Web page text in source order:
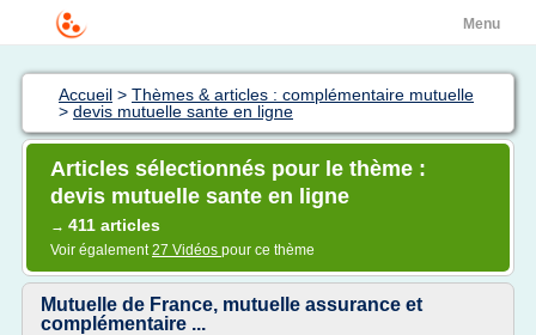
Menu
Accueil > Thèmes & articles : complémentaire mutuelle
> devis mutuelle sante en ligne
Articles sélectionnés pour le thème :
devis mutuelle sante en ligne
→ 411 articles
Voir également27 Vidéos pour ce thème
Mutuelle de France, mutuelle assurance et
complémentaire ...